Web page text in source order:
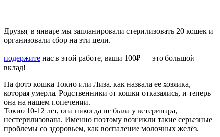
Друзья, в январе мы запланировали стерилизовать 20 кошек и
организовали сбор на эти цели.
подержите нас в этой работе, ваши 100₽ — это большой
вклад!
На фото кошка Токио или Лиза, как назвала её хозяйка,
которая умерла. Родственники от кошки отказались, и теперь
она на нашем попечении.
Токио 10-12 лет, она никогда не была у ветеринара,
нестерилизована. Именно поэтому возникли такие серьезные
проблемы со здоровьем, как воспаление молочных желёз.